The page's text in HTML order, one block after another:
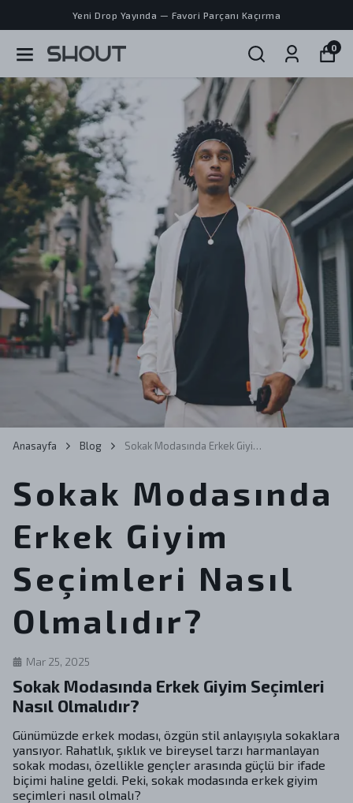
Yeni Drop Yayında — Favori Parçanı Kaçırma
0
Anasayfa Blog Sokak Modasında Erkek Giyim Seçimleri Nasıl Olmalıdır?
Sokak Modasında
Erkek Giyim
Seçimleri Nasıl
Olmalıdır?
Mar 25, 2025
Sokak Modasında Erkek Giyim Seçimleri
Nasıl Olmalıdır?
Günümüzde erkek modası, özgün stil anlayışıyla sokaklara
yansıyor. Rahatlık, şıklık ve bireysel tarzı harmanlayan
sokak modası, özellikle gençler arasında güçlü bir ifade
biçimi haline geldi. Peki, sokak modasında erkek giyim
seçimleri nasıl olmalı?